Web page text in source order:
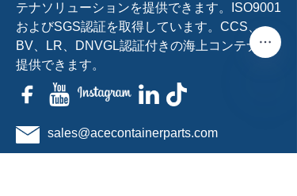
テナソリューションを提供できます。ISO9001
およびSGS認証を取得しています。CCS、
BV、LR、DNVGL認証付きの海上コンテナを
提供できます。
sales@acecontainerparts.com
JP